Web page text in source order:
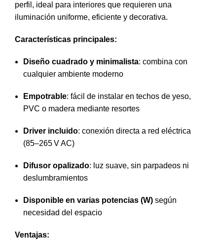
perfil, ideal para interiores que requieren una
iluminación uniforme, eficiente y decorativa.
Características principales:
Diseño cuadrado y minimalista: combina con
cualquier ambiente moderno
Empotrable: fácil de instalar en techos de yeso,
PVC o madera mediante resortes
Driver incluido: conexión directa a red eléctrica
(85–265 V AC)
Difusor opalizado: luz suave, sin parpadeos ni
deslumbramientos
Disponible en varias potencias (W) según
necesidad del espacio
Ventajas: